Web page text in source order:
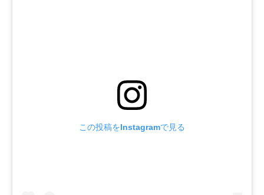
この投稿をInstagramで見る